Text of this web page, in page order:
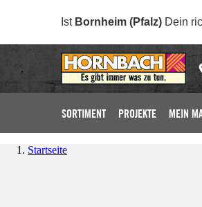
Ist Bornheim (Pfalz) Dein
SORTIMENT PROJEKTE MEIN
Startseite